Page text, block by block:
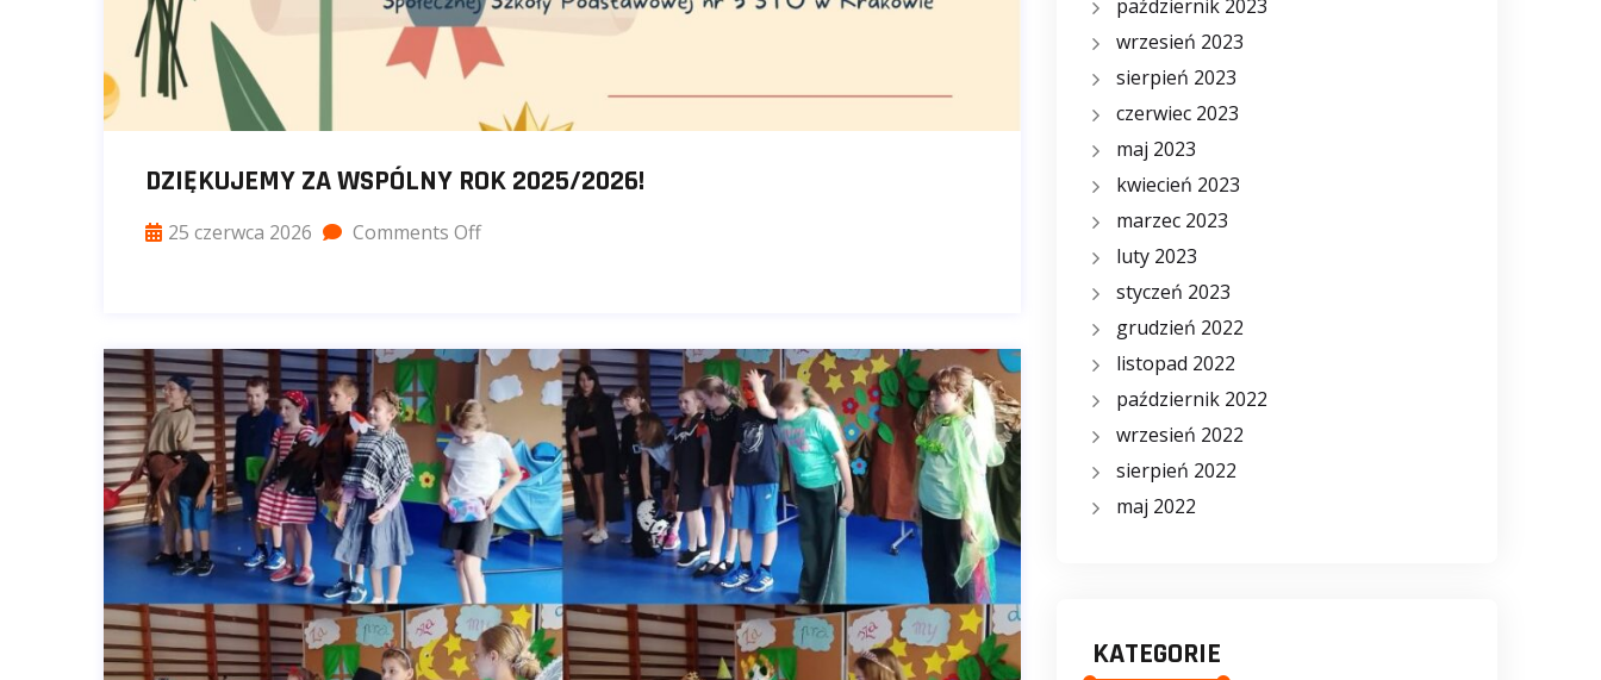
DZIĘKUJEMY ZA WSPÓLNY ROK 2025/2026!
25 czerwca 2026 Comments Off
październik 2023
wrzesień 2023
sierpień 2023
czerwiec 2023
maj 2023
kwiecień 2023
marzec 2023
luty 2023
styczeń 2023
grudzień 2022
listopad 2022
październik 2022
wrzesień 2022
sierpień 2022
maj 2022
KATEGORIE